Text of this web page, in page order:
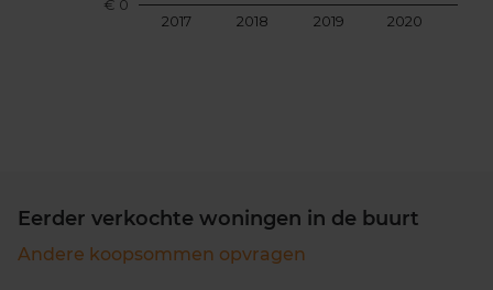
2017 2018 2019 2020
€ 0
Eerder verkochte woningen in de buurt
Andere koopsommen opvragen